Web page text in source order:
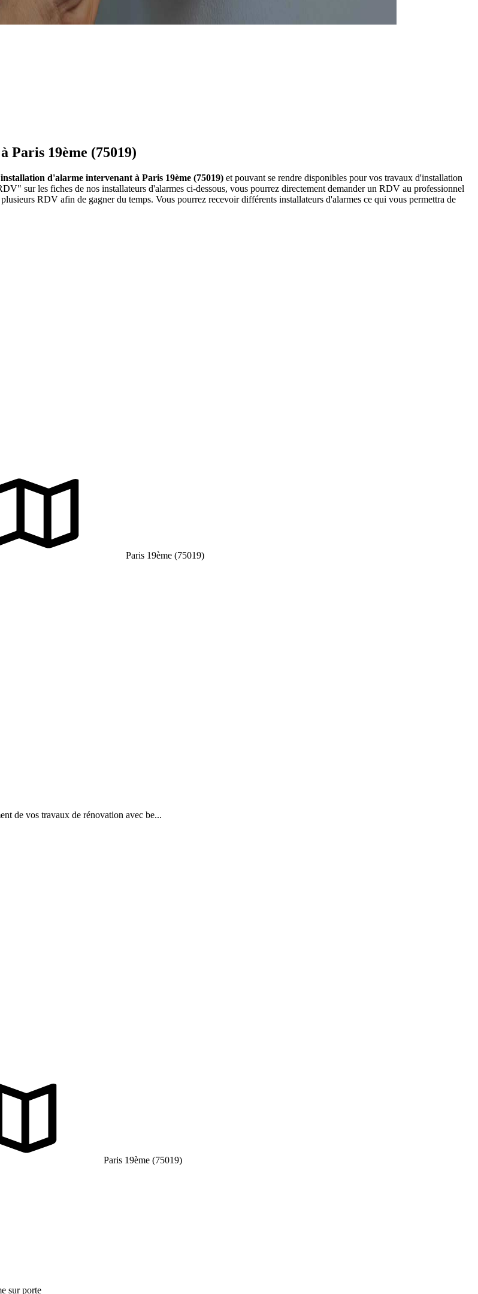
Paris 19ème (75019)
d'alarme intervenant à Paris 19ème (75019) et pouvant se rendre disponibles pour vos travaux d'installation
sur les fiches de nos installateurs d'alarmes ci-dessous, vous pourrez directement demander un RDV au professionnel
RDV afin de gagner du temps. Vous pourrez recevoir différents installateurs d'alarmes ce qui vous permettra de
Paris 19ème (75019)
de vos travaux de rénovation avec be...
Paris 19ème (75019)
sur porte